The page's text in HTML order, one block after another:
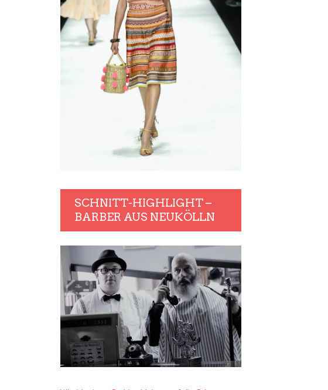
SCHNITT-HIGHLIGHT –
BARBER AUS NEUKÖLLN